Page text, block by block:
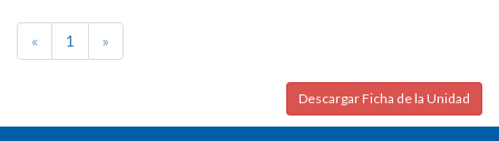
« 1 »
Descargar Ficha de la Unidad